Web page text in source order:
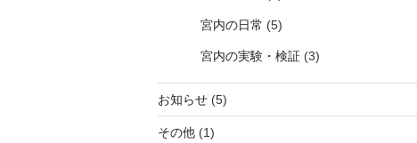
宮内の日常 (5)
宮内の実験・検証(3)
お知らせ(5)
その他(1)